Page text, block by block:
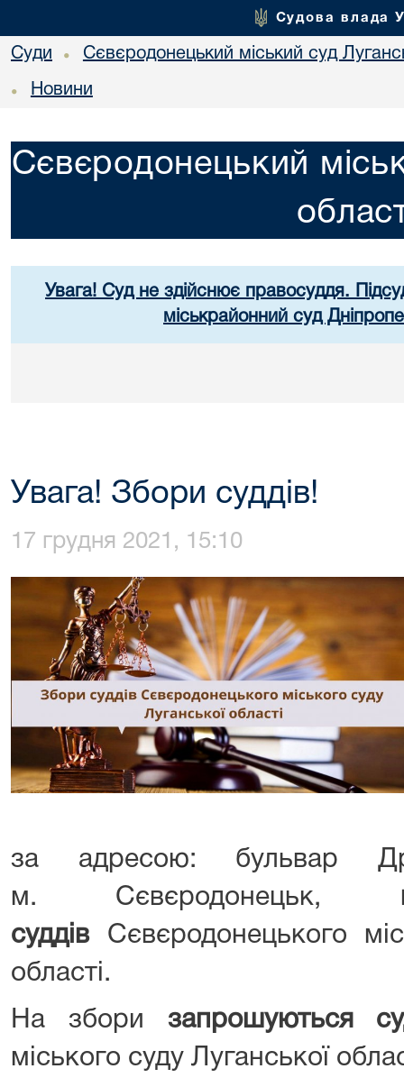
Судова влада
Суди • Сєвєродонецький міський суд
• Новини
Сєвєродонецький
Увага! Суд не здійснює правосуддя.
міськрайонний суд
Увага! Збори суддів!
17 грудня 2021, 15:10
за адресою: бульвар
м. Сєвєродонецьк,
суддівСєвєродонецького
області.
На збори запрошуються
міського суду Луганської